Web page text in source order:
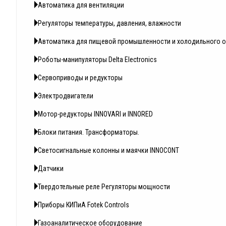
Автоматика для вентиляции
Регуляторы температуры, давления, влажности
Автоматика для пищевой промышленности и холодильного
Роботы-манипуляторы Delta Electronics
Сервоприводы и редукторы
Электродвигатели
Мотор-редукторы INNOVARI и INNORED
Блоки питания. Трансформаторы.
Светосигнальные колонны и маячки INNOCONT
Датчики
Твердотельные реле Регуляторы мощности
Приборы КИПиА Fotek Controls
Газоаналитическое оборудование